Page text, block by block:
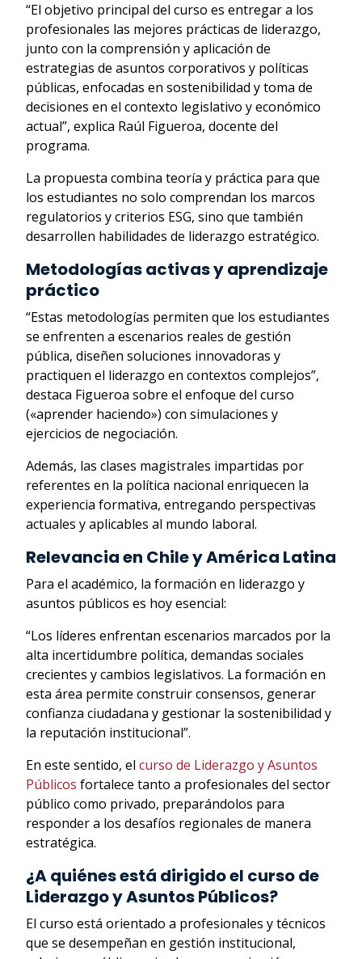
“El objetivo principal del curso es entregar a los
profesionales las mejores prácticas de liderazgo,
junto con la comprensión y aplicación de
estrategias de asuntos corporativos y políticas
públicas, enfocadas en sostenibilidad y toma de
decisiones en el contexto legislativo y económico
actual”, explica Raúl Figueroa, docente del
programa.
La propuesta combina teoría y práctica para que
los estudiantes no solo comprendan los marcos
regulatorios y criterios ESG, sino que también
desarrollen habilidades de liderazgo estratégico.
Metodologías activas y aprendizaje
práctico
“Estas metodologías permiten que los estudiantes
se enfrenten a escenarios reales de gestión
pública, diseñen soluciones innovadoras y
practiquen el liderazgo en contextos complejos”,
destaca Figueroa sobre el enfoque del curso
(«aprender haciendo») con simulaciones y
ejercicios de negociación.
Además, las clases magistrales impartidas por
referentes en la política nacional enriquecen la
experiencia formativa, entregando perspectivas
actuales y aplicables al mundo laboral.
Relevancia en Chile y América Latina
Para el académico, la formación en liderazgo y
asuntos públicos es hoy esencial:
“Los líderes enfrentan escenarios marcados por la
alta incertidumbre política, demandas sociales
crecientes y cambios legislativos. La formación en
esta área permite construir consensos, generar
confianza ciudadana y gestionar la sostenibilidad y
la reputación institucional”.
En este sentido, el curso de Liderazgo y Asuntos
Públicos fortalece tanto a profesionales del sector
público como privado, preparándolos para
responder a los desafíos regionales de manera
estratégica.
¿A quiénes está dirigido el curso de
Liderazgo y Asuntos Públicos?
El curso está orientado a profesionales y técnicos
que se desempeñan en gestión institucional,